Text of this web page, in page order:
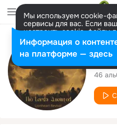
Мы используем cookie-
сервисы для вас. Если
настроить cookie-файлы
представитель. Больше
Разрешить все
46
Информация о
на платформе — здесь